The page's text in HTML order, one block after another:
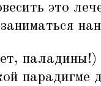
это
парадигме